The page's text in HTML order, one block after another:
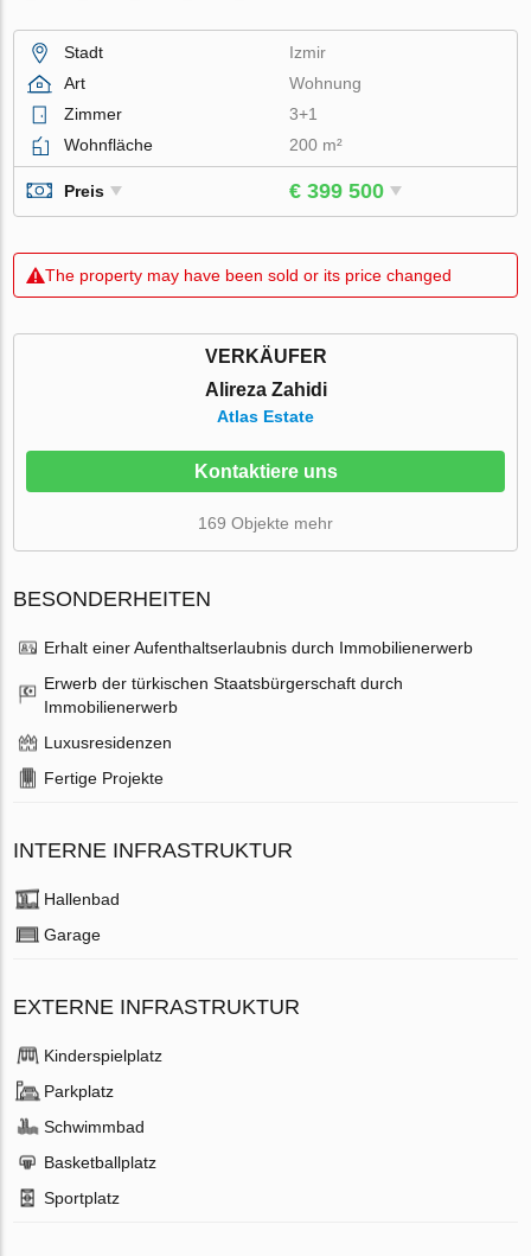
Stadt
Izmir
Art
Wohnung
Zimmer
3+1
Wohnfläche
200 m²
Preis € 399 500
The property may have been sold or its price changed
VERKÄUFER
Alireza Zahidi
Atlas Estate
Kontaktiere uns
169 Objekte mehr
BESONDERHEITEN
Erhalt einer Aufenthaltserlaubnis durch Immobilienerwerb
Erwerb der türkischen Staatsbürgerschaft durch
Immobilienerwerb
Luxusresidenzen
Fertige Projekte
INTERNE INFRASTRUKTUR
Hallenbad
Garage
EXTERNE INFRASTRUKTUR
Kinderspielplatz
Parkplatz
Schwimmbad
Basketballplatz
Sportplatz